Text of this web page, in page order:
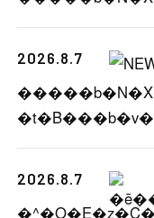
2026.8.7
2026.8.7